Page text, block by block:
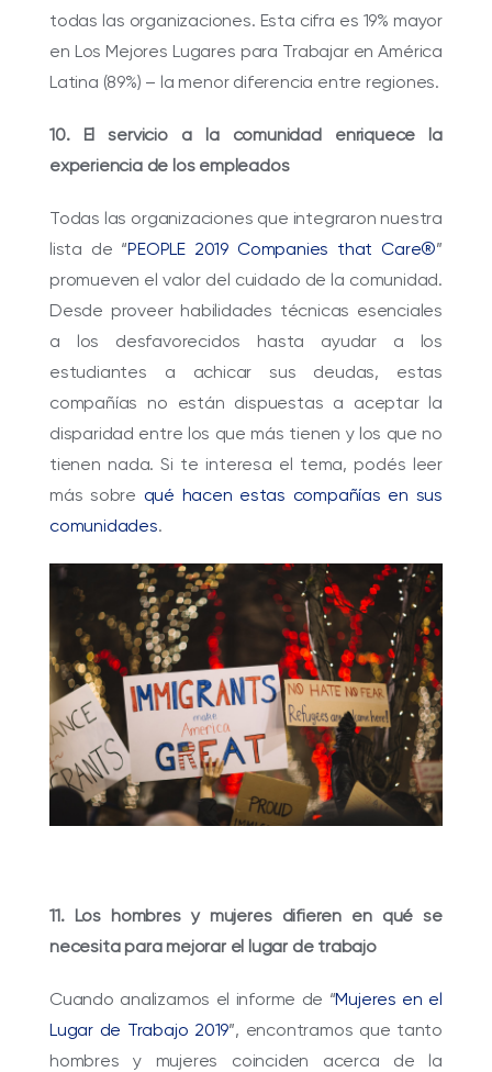
todas las organizaciones. Esta cifra es 19% mayor
en Los Mejores Lugares para Trabajar en América
Latina (89%) – la menor diferencia entre regiones.
10. El servicio a la comunidad enriquece la
experiencia de los empleados
Todas las organizaciones que integraron nuestra
lista de “PEOPLE 2019 Companies that Care®”
promueven el valor del cuidado de la comunidad.
Desde proveer habilidades técnicas esenciales
a los desfavorecidos hasta ayudar a los
estudiantes a achicar sus deudas, estas
compañías no están dispuestas a aceptar la
disparidad entre los que más tienen y los que no
tienen nada. Si te interesa el tema, podés leer
más sobre qué hacen estas compañías en sus
comunidades.
11. Los hombres y mujeres difieren en qué se
necesita para mejorar el lugar de trabajo
Cuando analizamos el informe de “Mujeres en el
Lugar de Trabajo 2019”, encontramos que tanto
hombres y mujeres coinciden acerca de la